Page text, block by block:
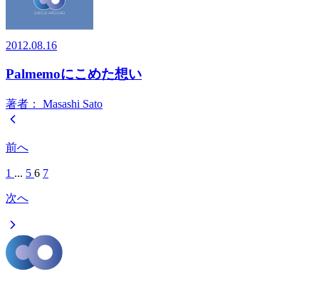
2012.08.16
Palmemoにこめた想い
著者： Masashi Sato
前へ
1 ... 5 6 7
次へ